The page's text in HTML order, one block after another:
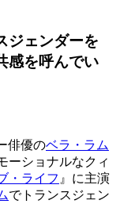
ジェンダーを
感を呼んでい
俳優のベラ・ラム
ーショナルなクィ
・ライフ 』に主演
でトランスジェン